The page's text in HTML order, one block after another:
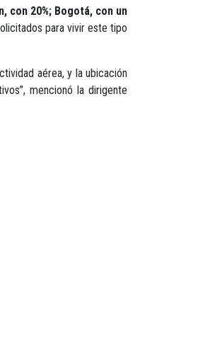
con 20%; Bogotá, con un
para vivir este tipo
aérea, y la ubicación
mencionó la dirigente